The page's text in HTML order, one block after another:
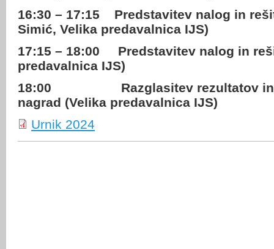
16:30 – 17:15
Predstavitev nalog in
Simić, Velika predavalnica IJS)
17:15 – 18:00
Predstavitev nalog in
predavalnica IJS)
18:00
Razglasitev rezultatov
nagrad (Velika predavalnica IJS)
Urnik 2024